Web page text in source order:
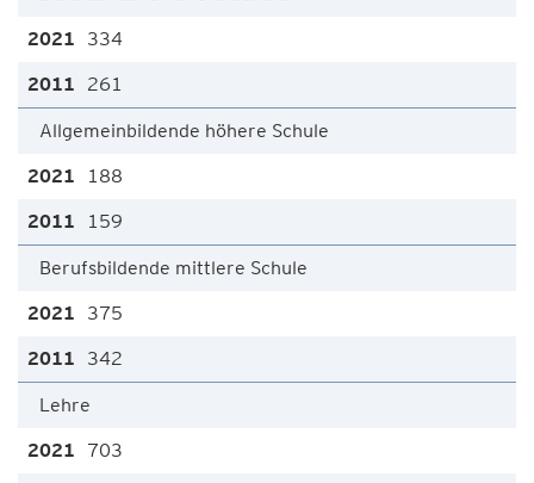
334
261
Allgemeinbildende höhere Schule
188
159
Berufsbildende mittlere Schule
375
342
Lehre
703